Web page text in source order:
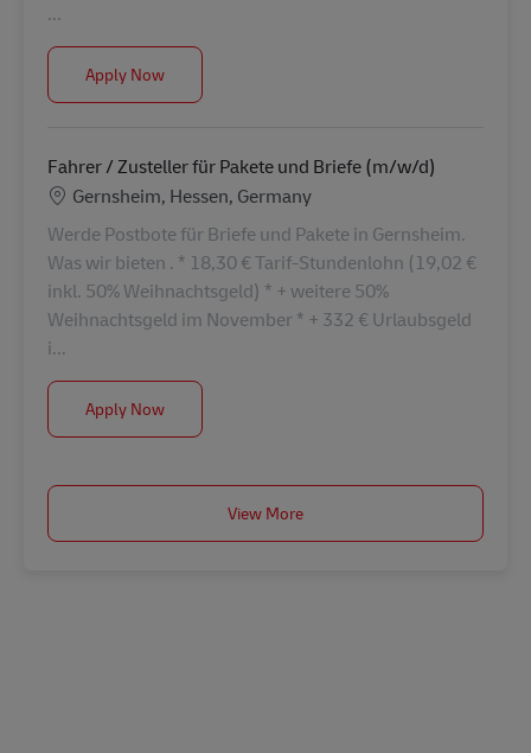
...
Apply NowFahrer / Zusteller für Pakete und Briefe (m/w/d)
Fahrer / Zusteller für Pakete und Briefe (m/w/d)
Location
Gernsheim, Hessen, Germany
Werde Postbote für Briefe und Pakete in Gernsheim.
Was wir bieten . * 18,30 € Tarif-Stundenlohn (19,02 €
inkl. 50% Weihnachtsgeld) * + weitere 50%
Weihnachtsgeld im November * + 332 € Urlaubsgeld
i...
Apply NowFahrer / Zusteller für Pakete und Briefe (m/w/d)
View More